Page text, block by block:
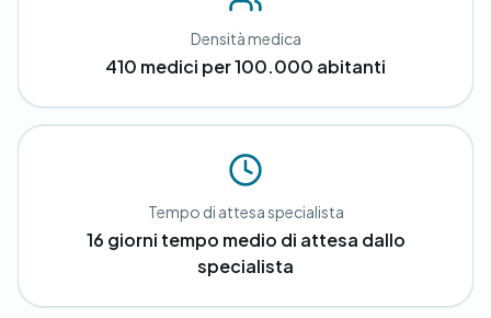
Densità medica
410 medici per 100.000 abitanti
Tempo di attesa specialista
16 giorni tempo medio di attesa dallo
specialista